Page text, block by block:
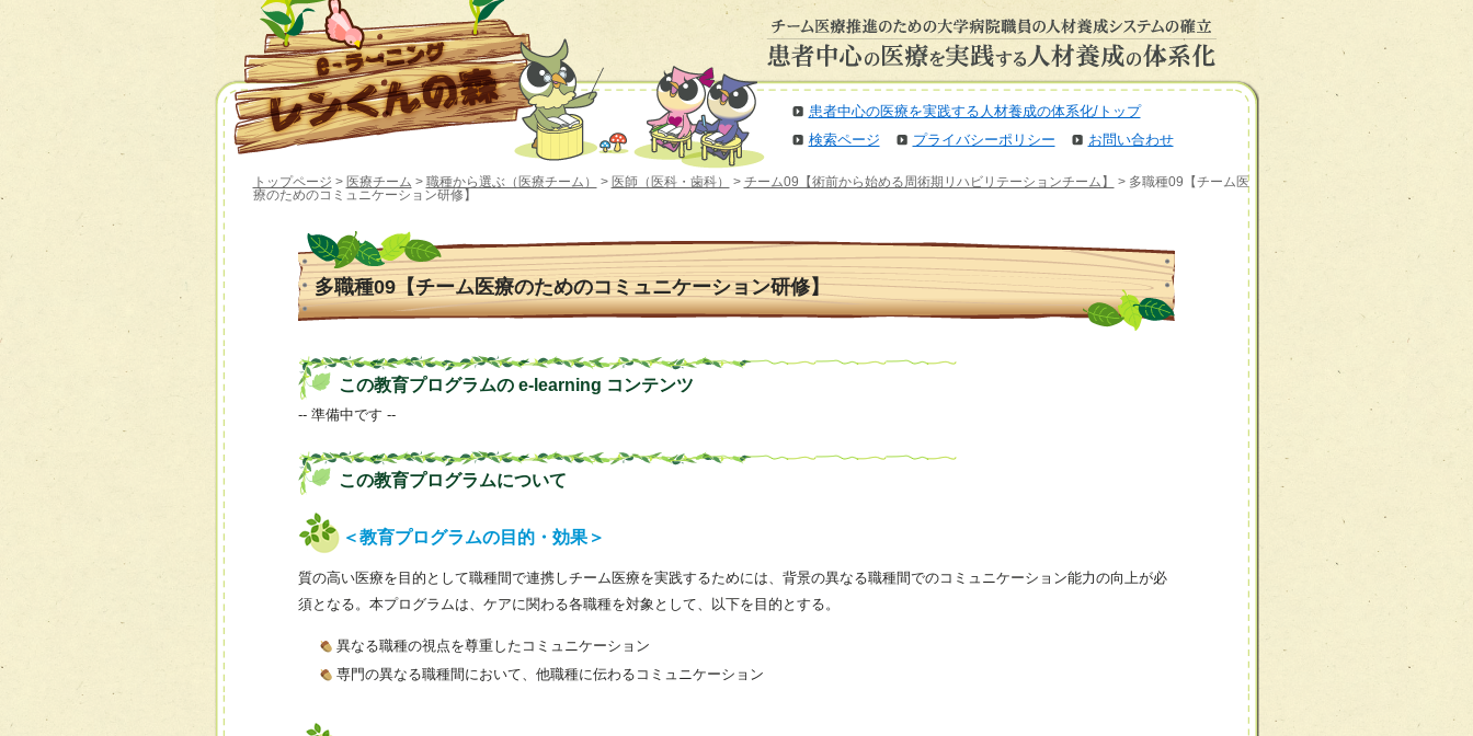
患者中心の医療を実践する人材養成の体系化/トップ
検索ページ
プライバシーポリシー お問い合わせ
トップページ > 医療チーム > 職種から選ぶ（医療チーム） > 医師（医科・歯科） > チーム09【術前から始める周術期リハビリテーションチーム】
> 多職種09【チーム医
療のためのコミュニケーション研修】
多職種09【チーム医療のためのコミュニケーション研修】
この教育プログラムの e-learning コンテンツ
-- 準備中です --
この教育プログラムについて
＜教育プログラムの目的・効果＞
質の高い医療を目的として職種間で連携しチーム医療を実践するためには、背景の異なる職種間でのコミュニケーション能力の向上が必
須となる。本プログラムは、ケアに関わる各職種を対象として、以下を目的とする。
異なる職種の視点を尊重したコミュニケーション
専門の異なる職種間において、他職種に伝わるコミュニケーション